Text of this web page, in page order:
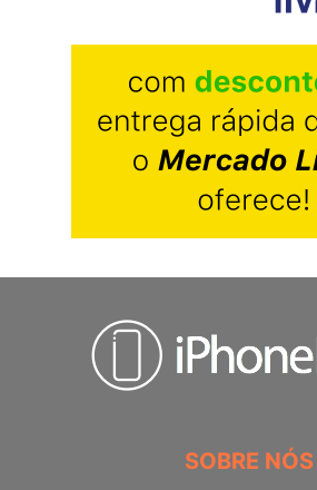
SOBRE NÓS